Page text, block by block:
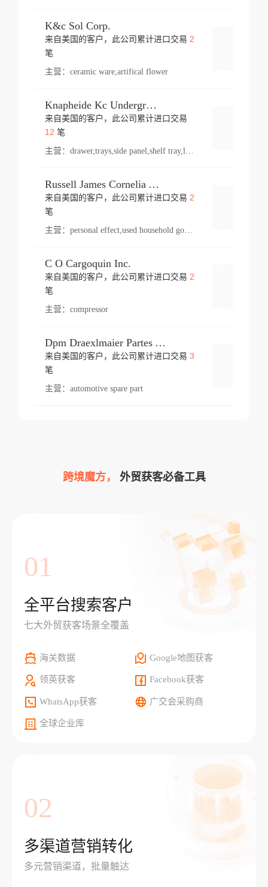
K&c Sol Corp.
来自美国的客户，此公司累计进口交易 2
笔
主营： ceramic ware,artifical flower
Knapheide Kc Underground
来自美国的客户，此公司累计进口交易
12 笔
主营：
Russell James Cornelia Arlington Va
来自美国的客户，此公司累计进口交易 2
笔
主营： personal effect,used household goods
C O Cargoquin Inc.
来自美国的客户，此公司累计进口交易 2
笔
主营： compressor
Dpm Draexlmaier Partes Automotrices Corr Ind Huejotzingo
来自美国的客户，此公司累计进口交易 3
笔
主营： automotive spare part
跨境魔方， 外贸获客必备工具
01
全平台搜索客户
七大外贸获客场景全覆盖
海关数据 Google地图获客
领英获客 Facebook获客
WhatsApp获客 广交会采购商
全球企业库
02
多渠道营销转化
多元营销渠道，批量触达